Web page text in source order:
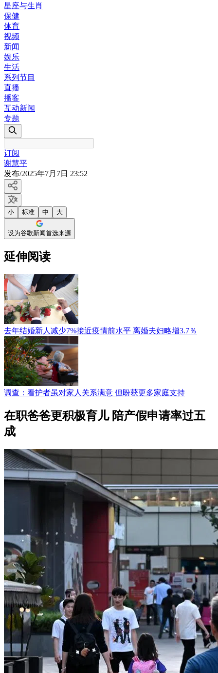
星座与生肖
保健
体育
视频
新闻
娱乐
生活
系列节目
直播
播客
互动新闻
专题
订阅
谢慧平
发布/2025年7月7日 23:52
小 标准 中 大
设为谷歌新闻首选来源
延伸阅读
去年结婚新人减少7%接近疫情前水平 离婚夫妇略增3.7％
调查：看护者虽对家人关系满意 但盼获更多家庭支持
在职爸爸更积极育儿 陪产假申请率过五
成